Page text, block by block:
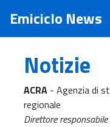
Emiciclo News
Notizie
ACRA - Agenzia di
regionale
Direttore